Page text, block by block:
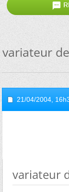

variateur
21/04/2004,
variateur